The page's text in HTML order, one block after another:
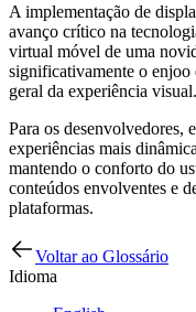
A implementação de
avanço crítico na
virtual móvel de uma
significativamente o enjoo
geral da experiência visual.
Para os desenvolvedores,
experiências mais
mantendo o conforto do
conteúdos envolventes e
plataformas.
Voltar ao Glossário
Idioma